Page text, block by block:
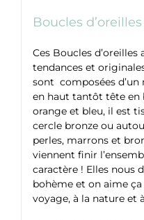
Boucles
Ces Boucles
tendances et
sont composées
en haut tantôt tête en
orange et bleu, il est
cercle bronze ou
perles, marrons et
viennent finir
caractère ! Elles nous
bohème et on aime
voyage, à la nature et